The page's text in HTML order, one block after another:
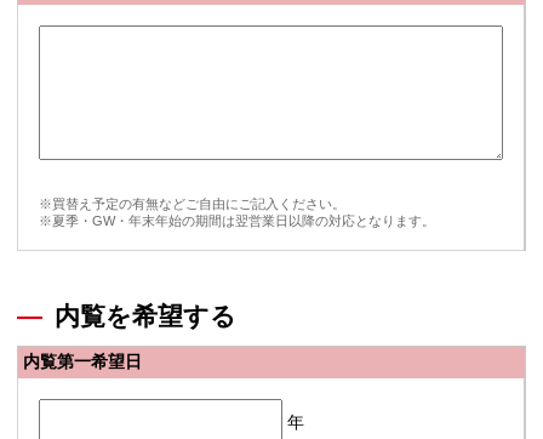
※買替え予定の有無などご自由にご記入ください。
※夏季・GW・年末年始の期間は翌営業日以降の対応となります。
内覧を希望する
内覧第一希望日
年